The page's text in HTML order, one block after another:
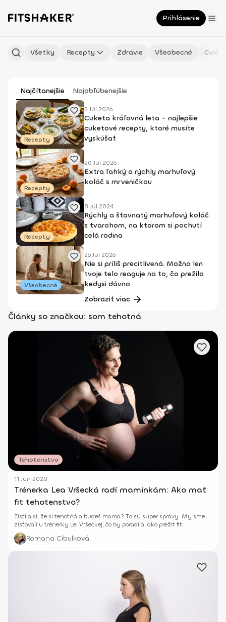
Prihlásenie
Všetky Recepty Zdravie Všeobecné
Najčítanejšie Najobľúbenejšie
Recepty
2 Júl 2026
Cuketa kráľovná leta - najlepšie
cuketové recepty, ktoré musíte
vyskúšať
Recepty
20 Júl 2026
Extra ľahký a rýchly marhuľový
koláč s mrveničkou
Recepty
8 Júl 2024
Rýchly a šťavnatý marhuľový koláč
s tvarohom, na ktorom si pochutí
celá rodina
Všeobecné
26 Júl 2026
Nie si príliš precitlivená. Možno len
tvoje telo reaguje na to, čo prežilo
kedysi dávno
Zobraziť viac
Články so značkou: som tehotná
Tehotenstvo
11 Jún 2020
Trénerka Lea Vršecká radí maminkám: Ako mať
fit tehotenstvo?
Zistila si, že si tehotná a budeš mama? To sú super správy. My sme
zisťovali u trénerky Lei Vršeckej, čo by poradila, ako prežiť fit
tehotenstvo.
Romana Cibulková